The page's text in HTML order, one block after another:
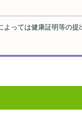
っては健康証明等の